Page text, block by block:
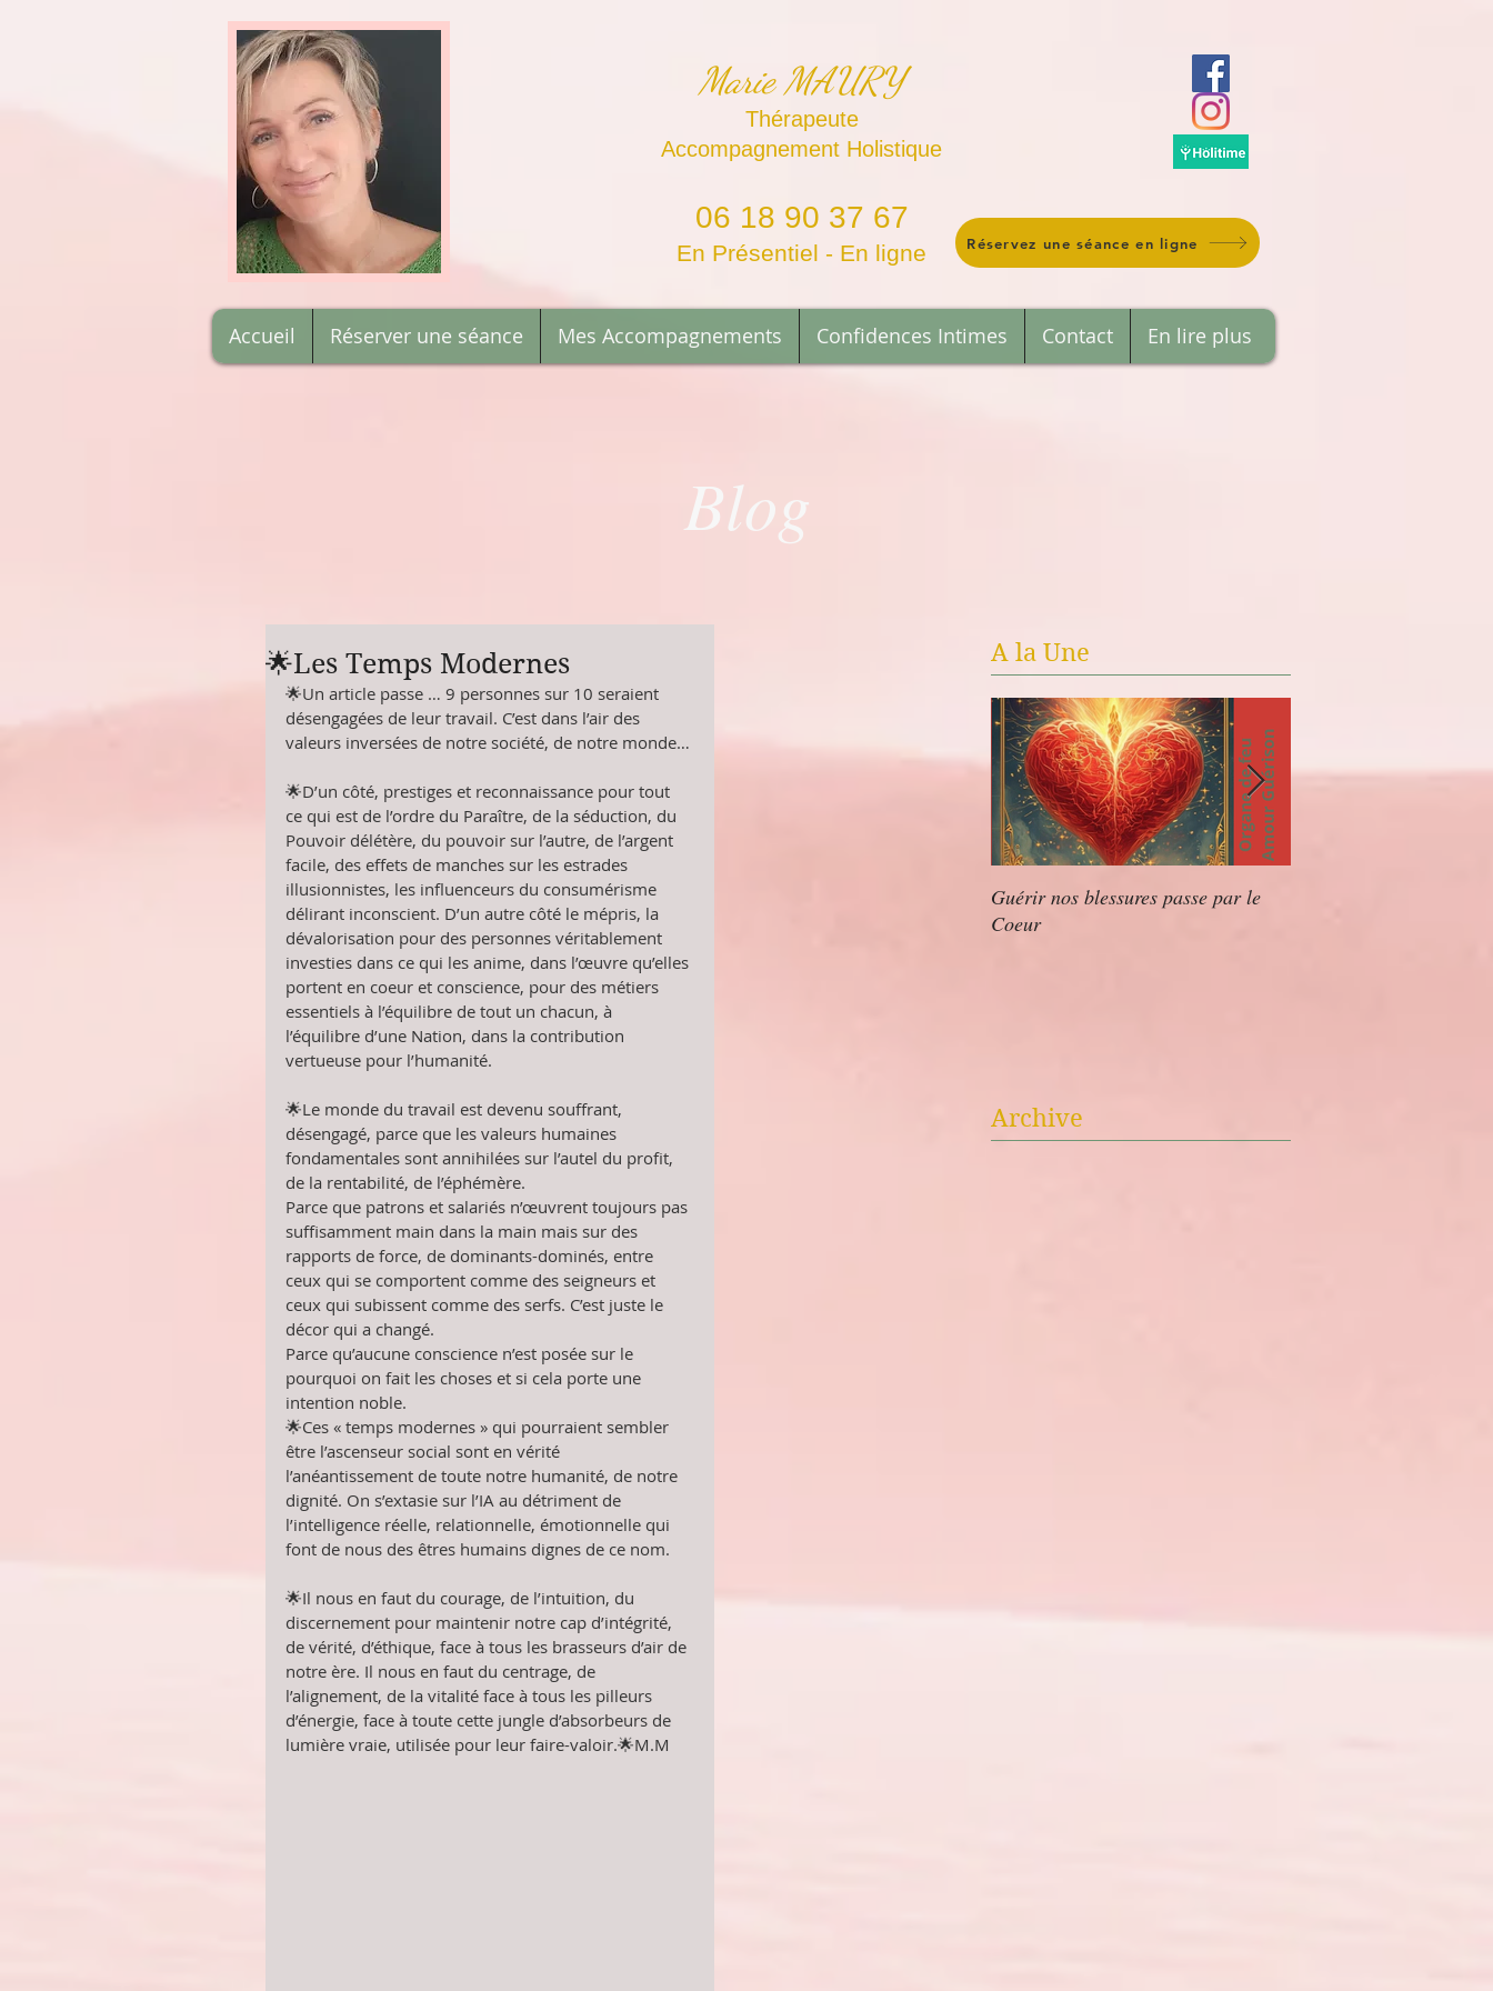
Marie MAURY
Thérapeute
Accompagnement Holistique
06 18 90 37 67
En Présentiel - En ligne Réservez une séance en ligne
Accueil Réserver une séance Mes Accompagnements Confidences Intimes Contact En lire plus
Blog
🌟Les Temps Modernes
🌟Un article passe … 9 personnes sur 10 seraient
désengagées de leur travail. C’est dans l’air des
valeurs inversées de notre société, de notre monde…
🌟D’un côté, prestiges et reconnaissance pour tout
ce qui est de l’ordre du Paraître, de la séduction, du
Pouvoir délétère, du pouvoir sur l’autre, de l’argent
facile, des effets de manches sur les estrades
illusionnistes, les influenceurs du consumérisme
délirant inconscient. D’un autre côté le mépris, la
dévalorisation pour des personnes véritablement
investies dans ce qui les anime, dans l’œuvre qu’elles
portent en coeur et conscience, pour des métiers
essentiels à l’équilibre de tout un chacun, à
l’équilibre d’une Nation, dans la contribution
vertueuse pour l’humanité.
🌟Le monde du travail est devenu souffrant,
désengagé, parce que les valeurs humaines
fondamentales sont annihilées sur l’autel du profit,
de la rentabilité, de l’éphémère.
Parce que patrons et salariés n’œuvrent toujours pas
suffisamment main dans la main mais sur des
rapports de force, de dominants-dominés, entre
ceux qui se comportent comme des seigneurs et
ceux qui subissent comme des serfs. C’est juste le
décor qui a changé.
Parce qu’aucune conscience n’est posée sur le
pourquoi on fait les choses et si cela porte une
intention noble.
🌟Ces « temps modernes » qui pourraient sembler
être l’ascenseur social sont en vérité
l’anéantissement de toute notre humanité, de notre
dignité. On s’extasie sur l’IA au détriment de
l’intelligence réelle, relationnelle, émotionnelle qui
font de nous des êtres humains dignes de ce nom.
🌟Il nous en faut du courage, de l’intuition, du
discernement pour maintenir notre cap d’intégrité,
de vérité, d’éthique, face à tous les brasseurs d’air de
notre ère. Il nous en faut du centrage, de
l’alignement, de la vitalité face à tous les pilleurs
d’énergie, face à toute cette jungle d’absorbeurs de
lumière vraie, utilisée pour leur faire-valoir.🌟M.M
A la Une
Guérir nos blessures passe par le
Coeur
Archive